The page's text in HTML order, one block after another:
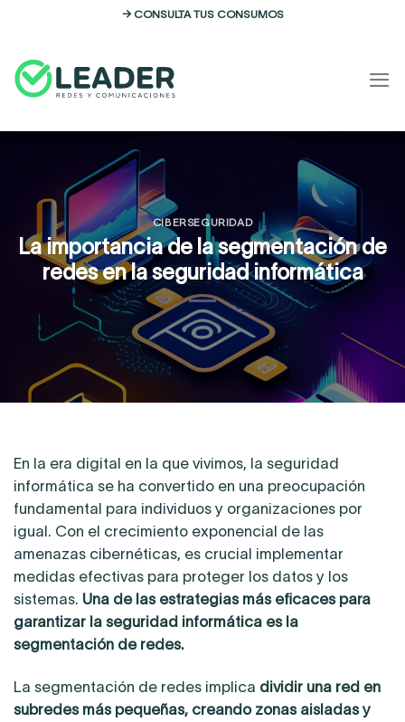
content
→ CONSULTA TUS CONSUMOS
CIBERSEGURIDAD
La importancia de la segmentación de
redes en la seguridad informática
En la era digital en la que vivimos, la seguridad
informática se ha convertido en una preocupación
fundamental para individuos y organizaciones por
igual. Con el crecimiento exponencial de las
amenazas cibernéticas, es crucial implementar
medidas efectivas para proteger los datos y los
sistemas. Una de las estrategias más eficaces para
garantizar la seguridad informática es la
segmentación de redes.
La segmentación de redes implica dividir una red en
subredes más pequeñas, creando zonas aisladas y